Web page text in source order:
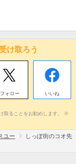
け取ろう
フォロー いいね
取ることをお勧めします。 ※
ユー
しっぽ街のコオ先